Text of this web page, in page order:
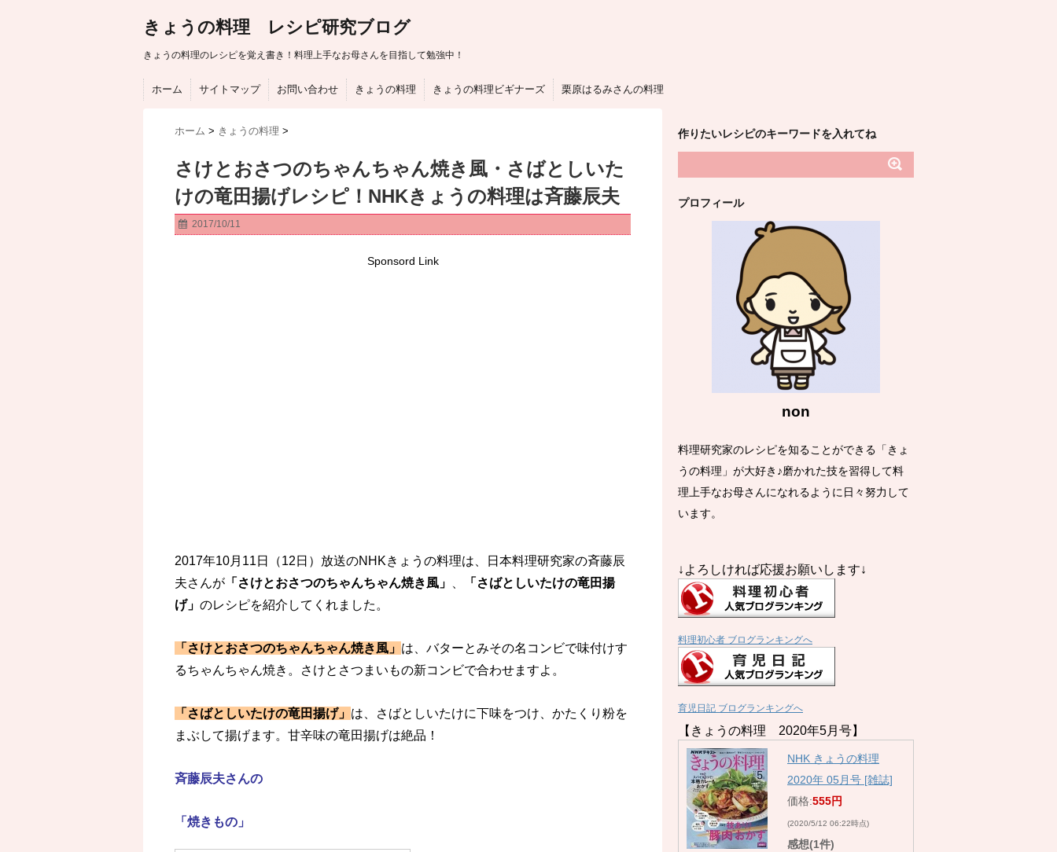
きょうの料理 レシピ研究ブログ
きょうの料理のレシピを覚え書き！料理上手なお母さんを目指して勉強中！
ホーム サイトマップ お問い合わせ きょうの料理 きょうの料理ビギナーズ 栗原はるみさんの料理
ホーム > きょうの料理 >
さけとおさつのちゃんちゃん焼き風・さばとしいた
けの竜田揚げレシピ！NHKきょうの料理は斉藤辰夫
2017/10/11
Sponsord Link
2017年10月11日（12日）放送のNHKきょうの料理は、日本料理研究家の斉藤辰
夫さんが 「さけとおさつのちゃんちゃん焼き風」
「さばとしいたけの竜田揚
げ」 のレシピを紹介してくれました。
「さけとおさつのちゃんちゃん焼き風」 は、バターとみその名コンビで味付けす
るちゃんちゃん焼き。さけとさつまいもの新コンビで合わせますよ。
「さばとしいたけの竜田揚げ」 は、さばとしいたけに下味をつけ、かたくり粉を
まぶして揚げます。甘辛味の竜田揚げは絶品！
斉藤辰夫さんの
「焼きもの」
作りたいレシピのキーワードを入れてね
プロフィール
non
料理研究家のレシピを知ることができる「きょ
うの料理」が大好き♪磨かれた技を習得して料
理上手なお母さんになれるように日々努力して
います。
↓よろしければ応援お願いします↓
料理初心者 ブログランキングへ
育児日記 ブログランキングへ
【きょうの料理 2020年5月号】
NHK きょうの料理
2020年 05月号 [雑誌]
価格:555円
(2020/5/12 06:22時点)
感想(1件)